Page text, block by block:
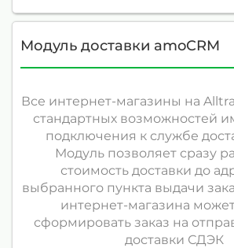
Модуль доставки amoCRM
Все интернет-магазины на
стандартных возможностей
подключения к службе
Модуль позволяет сразу
стоимость доставки до
выбранного пункта выдачи
интернет-магазина
сформировать заказ на
доставки СДЭК